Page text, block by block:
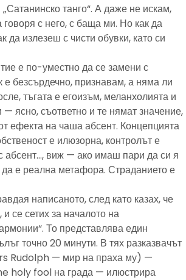
танго“. А даже не искам,
с него, с баща ми. Но как да
да излезеш с чисти обувки, като си
е по-уместно да се замени с
е безсърдечно, признавам, а няма ли
тъгата е егоизъм, меланхолията и
— ясно, съответно и те нямат значение,
ефекта на чаша абсент. Концепцията
е илюзорна, контролът е
абсент…, виж — ако имаш пари да си я
е реална метафора. Страданието е
написаното, след като казах, че
се сетих за началото на
То представлява един
точно 20 минути. В тях разказвачът
Rudolph — мир на праха му) —
holy fool на града — илюстрира